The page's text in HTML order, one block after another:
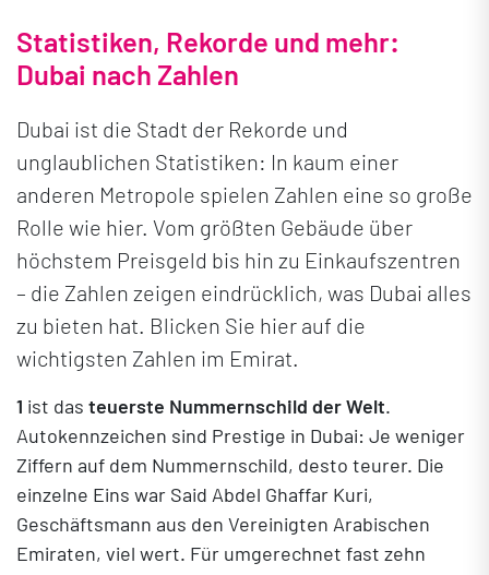
Statistiken, Rekorde und mehr:
Dubai nach Zahlen
Dubai ist die Stadt der Rekorde und
unglaublichen Statistiken: In kaum einer
anderen Metropole spielen Zahlen eine so große
Rolle wie hier. Vom größten Gebäude über
höchstem Preisgeld bis hin zu Einkaufszentren
– die Zahlen zeigen eindrücklich, was Dubai alles
zu bieten hat. Blicken Sie hier auf die
wichtigsten Zahlen im Emirat.
1 ist das teuerste Nummernschild der Welt.
Autokennzeichen sind Prestige in Dubai: Je weniger
Ziffern auf dem Nummernschild, desto teurer. Die
einzelne Eins war Said Abdel Ghaffar Kuri,
Geschäftsmann aus den Vereinigten Arabischen
Emiraten, viel wert. Für umgerechnet fast zehn